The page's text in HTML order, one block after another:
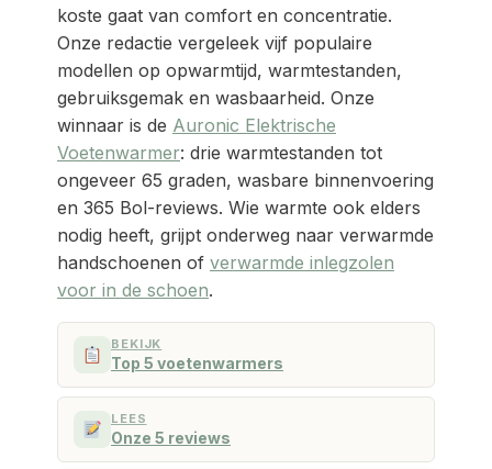
koste gaat van comfort en concentratie.
Onze redactie vergeleek vijf populaire
modellen op opwarmtijd, warmtestanden,
gebruiksgemak en wasbaarheid. Onze
winnaar is de Auronic Elektrische
Voetenwarmer: drie warmtestanden tot
ongeveer 65 graden, wasbare binnenvoering
en 365 Bol-reviews. Wie warmte ook elders
nodig heeft, grijpt onderweg naar verwarmde
handschoenen of verwarmde inlegzolen
voor in de schoen.
BEKIJK
Top 5 voetenwarmers
LEES
Onze 5 reviews